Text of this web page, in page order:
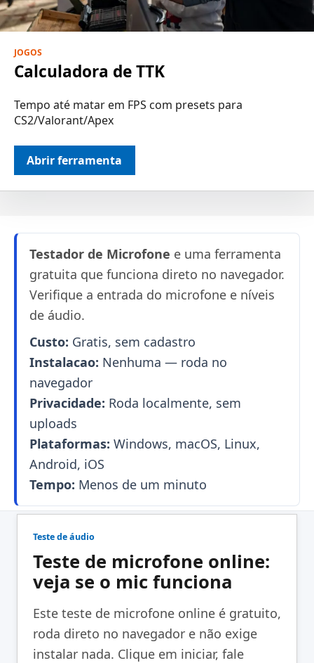
JOGOS
Calculadora de TTK
Tempo até matar em FPS com presets para
CS2/Valorant/Apex
Abrir ferramenta
Testador de Microfone e uma ferramenta
gratuita que funciona direto no navegador.
Verifique a entrada do microfone e níveis
de áudio.
Custo: Gratis, sem cadastro
Instalacao: Nenhuma — roda no
navegador
Privacidade: Roda localmente, sem
uploads
Plataformas: Windows, macOS, Linux,
Android, iOS
Tempo: Menos de um minuto
Teste de áudio
Teste de microfone online:
veja se o mic funciona
Este teste de microfone online é gratuito,
roda direto no navegador e não exige
instalar nada. Clique em iniciar, fale